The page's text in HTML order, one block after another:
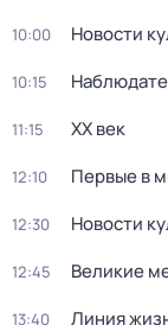
10:00 Новости
10:15
11:15 ХХ век
12:10 Первые в
12:30 Новости
12:45 Великие
13:40 Линия